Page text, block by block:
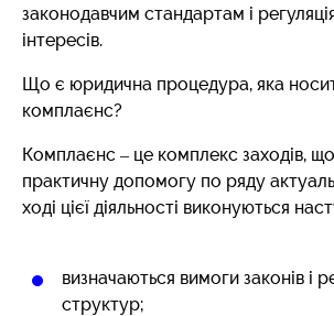
законодавчим стандартам і
інтересів.
Що є юридична процедура, яка
комплаєнс?
Комплаєнс – це комплекс заходів,
практичну допомогу по ряду
ході цієї діяльності виконуються
визначаються вимоги законів і
структур;